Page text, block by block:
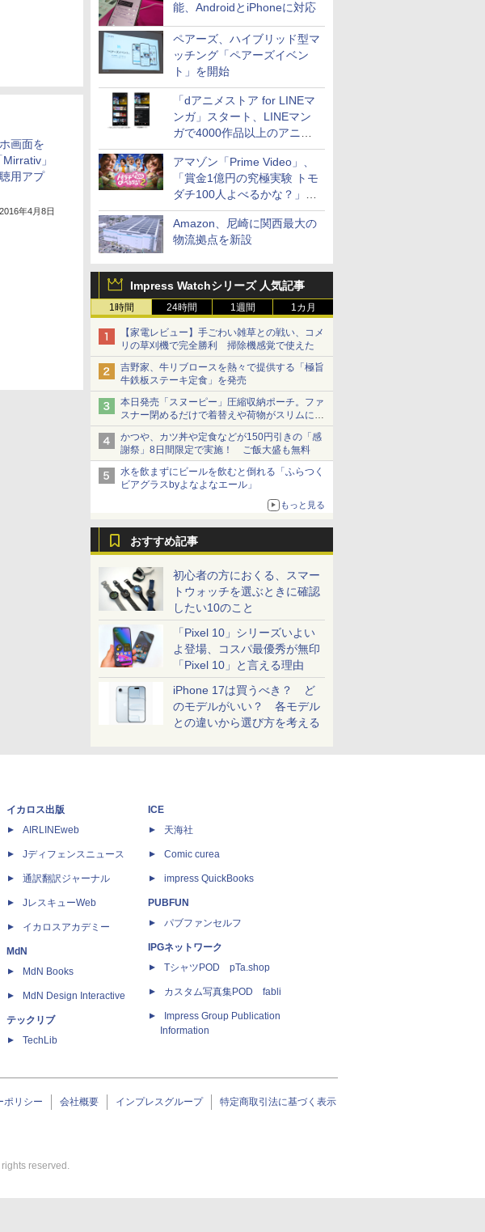
能、AndroidとiPhoneに対応
ペアーズ、ハイブリッド型マ
ッチング「ペアーズイベン
ト」を開始
「dアニメストア for LINEマ
ンガ」スタート、LINEマン
ガで4000作品以上のアニメ
見放題
アマゾン「Prime Video」、
「賞金1億円の究極実験 トモ
ダチ100人よべるかな？」シ
ーズン2の参加者公開
Amazon、尼崎に関西最大の
物流拠点を新設
Impress Watchシリーズ 人気記事
1時間 24時間 1週間 1カ月
【家電レビュー】手ごわい雑草との戦い、コメ
リの草刈機で完全勝利 掃除機感覚で使えた
吉野家、牛リブロースを熱々で提供する「極旨
牛鉄板ステーキ定食」を発売
本日発売「スヌーピー」圧縮収納ポーチ。ファ
スナー閉めるだけで着替えや荷物がスリムにま
とまる
かつや、カツ丼や定食などが150円引きの「感
謝祭」8日間限定で実施！ ご飯大盛も無料
水を飲まずにビールを飲むと倒れる「ふらつく
ビアグラスbyよなよなエール」
もっと見る
おすすめ記事
初心者の方におくる、スマー
トウォッチを選ぶときに確認
したい10のこと
「Pixel 10」シリーズいよい
よ登場、コスパ最優秀が無印
「Pixel 10」と言える理由
iPhone 17は買うべき？ ど
のモデルがいい？ 各モデル
との違いから選び方を考える
画面を
」
用アプ
2016年4月8日
イカロス出版
AIRLINEweb
Jディフェンスニュース
通訳翻訳ジャーナル
JレスキューWeb
イカロスアカデミー
MdN
MdN Books
MdN Design Interactive
テックリブ
TechLib
ICE
天海社
Comic curea
impress QuickBooks
PUBFUN
パブファンセルフ
IPGネットワーク
TシャツPOD pTa.shop
カスタム写真集POD fabli
Impress Group Publication
Information
ポリシー 会社概要 インプレスグループ 特定商取引法に基づく表示
rights reserved.